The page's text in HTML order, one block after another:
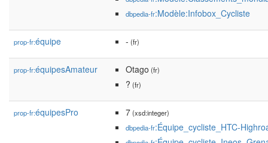
dbpedia-fr:Modèle:Infobox_Cycliste
prop-fr:équipe - (fr)
prop-fr:équipesAmateur Otago (fr)
? (fr)
prop-fr:équipesPro 7(xsd:integer)
dbpedia-fr:Équipe_cycliste_HTC-